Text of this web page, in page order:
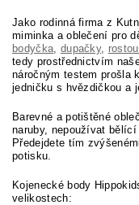
Jako rodinná firma z
miminka a oblečení pro
bodyčka dupačky,
tedy prostřednictvím
náročným testem prošla
jedničku s hvězdičkou a
Barevné a potištěné
naruby, nepoužívat
Předejdete tím
potisku.
Kojenecké body
velikostech: